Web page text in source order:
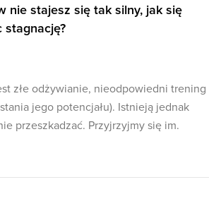
nie stajesz się tak silny, jak się
stagnację?
złe odżywianie, nieodpowiedni trening
jego potencjału). Istnieją jednak
przeszkadzać. Przyjrzyjmy się im.